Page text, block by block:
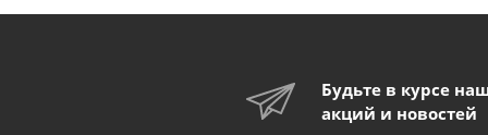
Будьте в курсе
акций и новостей